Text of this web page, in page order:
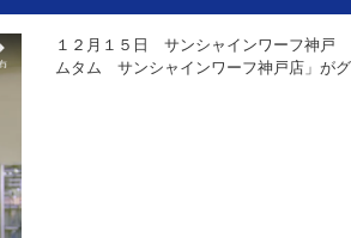
１２月１５日 サンシャインワーフ神
ムタム サンシャインワーフ神戸店」がグ